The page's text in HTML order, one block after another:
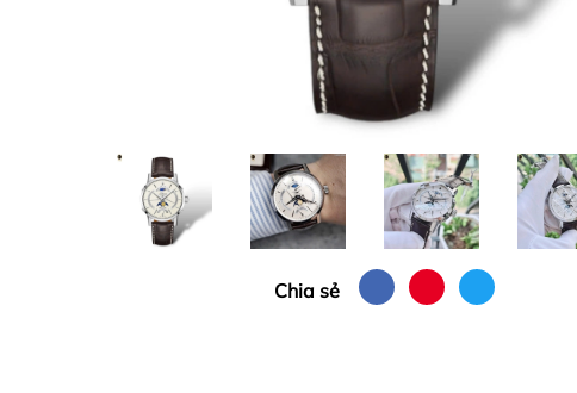
Chia sẻ